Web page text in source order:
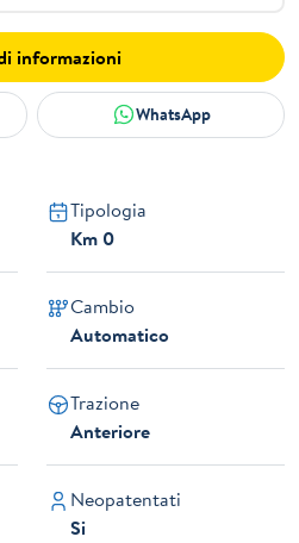
informazioni
WhatsApp
Tipologia
Km 0
Cambio
Automatico
Trazione
Anteriore
Neopatentati
Si